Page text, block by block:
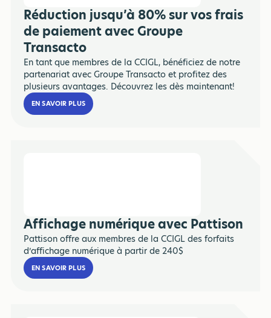
Réduction jusqu’à 80% sur vos frais
de paiement avec Groupe
Transacto
En tant que membres de la CCIGL, bénéficiez de notre
partenariat avec Groupe Transacto et profitez des
plusieurs avantages. Découvrez les dès maintenant!
EN SAVOIR PLUS
Affichage numérique avec Pattison
Pattison offre aux membres de la CCIGL des forfaits
d’affichage numérique à partir de 240$
EN SAVOIR PLUS